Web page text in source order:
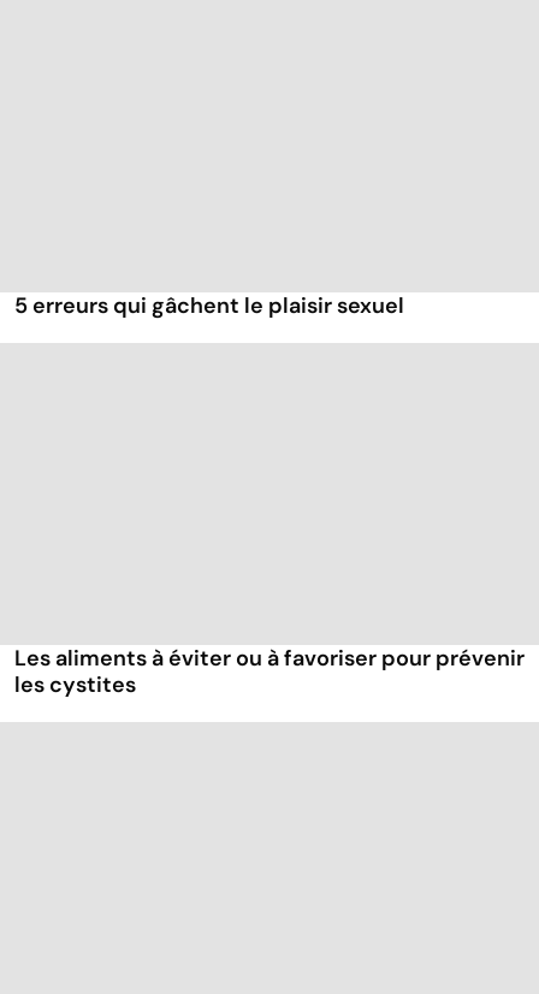
5 erreurs qui gâchent le plaisir sexuel
Les aliments à éviter ou à favoriser pour prévenir
les cystites